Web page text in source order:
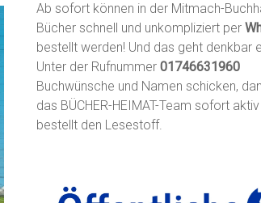
Ab sofort können in der Mitmach-
Bücher schnell und unkompliziert per
bestellt werden! Und das geht denkbar
Unter der Rufnummer01746631960
Buchwünsche und Namen schicken,
das BÜCHER-HEIMAT-Team sofort aktiv
bestellt den Lesestoff.